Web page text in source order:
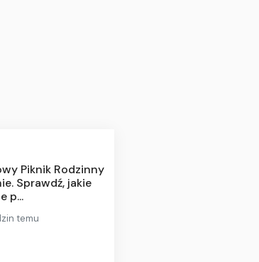
Piknik Rodzinny
Sprawdź, jakie
p...
temu